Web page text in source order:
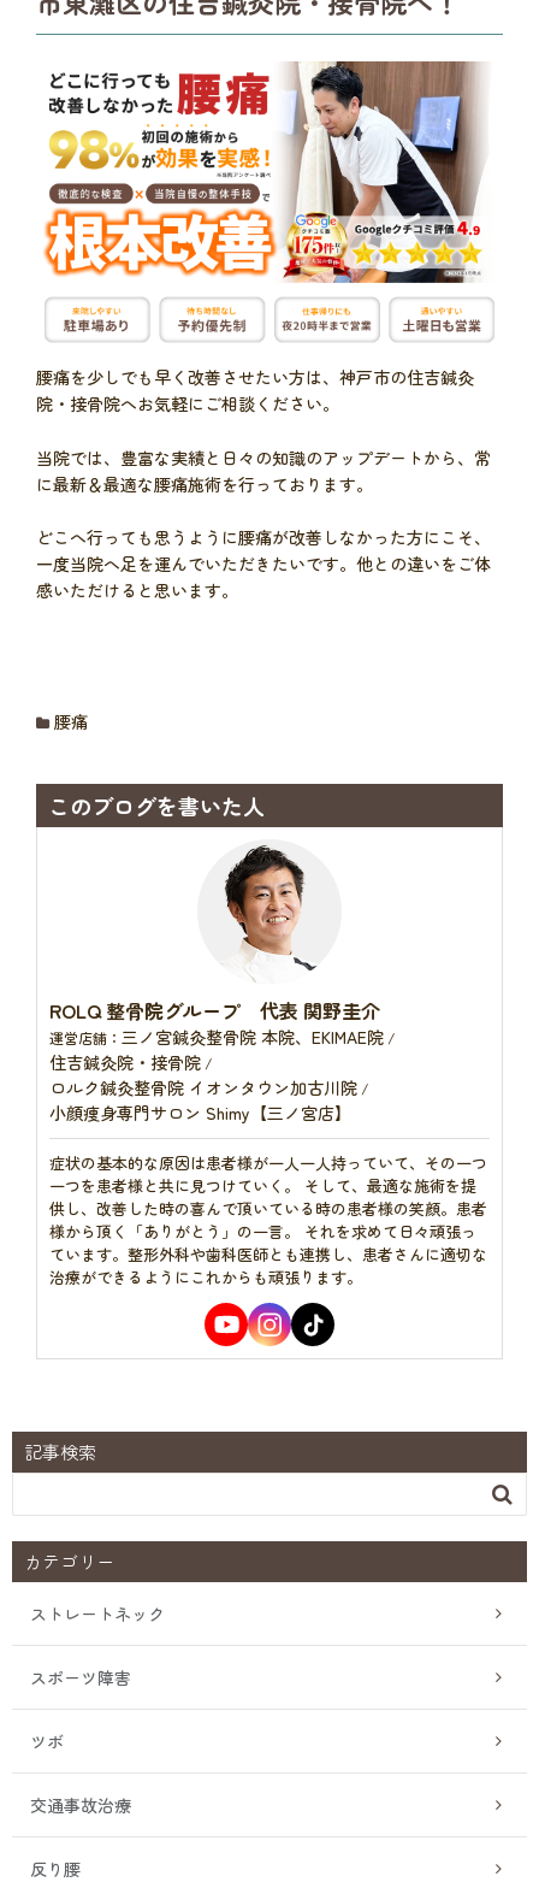
腰痛を少しでも早く改善させたい方は、神戸市の住吉鍼灸
院・接骨院へお気軽にご相談ください。
当院では、豊富な実績と日々の知識のアップデートから、常
に最新＆最適な腰痛施術を行っております。
どこへ行っても思うように腰痛が改善しなかった方にこそ、
一度当院へ足を運んでいただきたいです。他との違いをご体
感いただけると思います。
腰痛
このブログを書いた人
ROLQ 整骨院グループ 代表 関野圭介
運営店舗： 三ノ宮鍼灸整骨院 本院、EKIMAE院 /
住吉鍼灸院・接骨院 /
ロルク鍼灸整骨院 イオンタウン加古川院 /
小顔痩身専門サロン Shimy【三ノ宮店】
症状の基本的な原因は患者様が一人一人持っていて、その一つ
一つを患者様と共に見つけていく。 そして、最適な施術を提
供し、改善した時の喜んで頂いている時の患者様の笑顔。患者
様から頂く「ありがとう」の一言。 それを求めて日々頑張っ
ています。整形外科や歯科医師とも連携し、患者さんに適切な
治療ができるようにこれからも頑張ります。
記事検索

カテゴリー
ストレートネック
スポーツ障害
ツボ
交通事故治療
反り腰